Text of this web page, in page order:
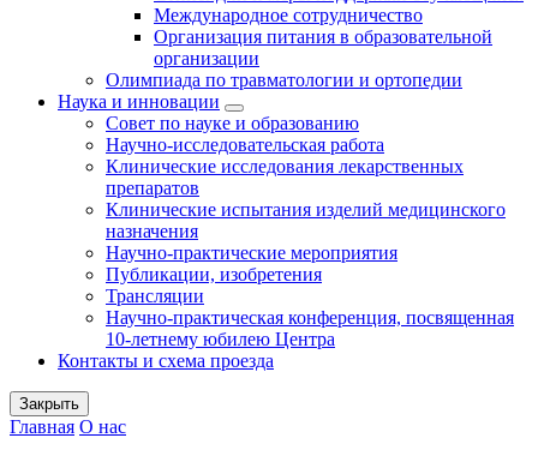
Международное сотрудничество
Организация питания в образовательной
организации
Олимпиада по травматологии и ортопедии
Наука и инновации
Совет по науке и образованию
Научно-исследовательская работа
Клинические исследования лекарственных
препаратов
Клинические испытания изделий медицинского
назначения
Научно-практические мероприятия
Публикации, изобретения
Трансляции
Научно-практическая конференция, посвященная
10-летнему юбилею Центра
Контакты и схема проезда
Закрыть
Главная О нас